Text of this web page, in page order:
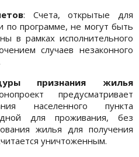
: Счета, открытые для
по программе, не могут быть
в рамках исполнительного
случаев незаконного
признания жилья
предусматривает
населенного пункта
для проживания, без
жилья для получения
уничтоженным.